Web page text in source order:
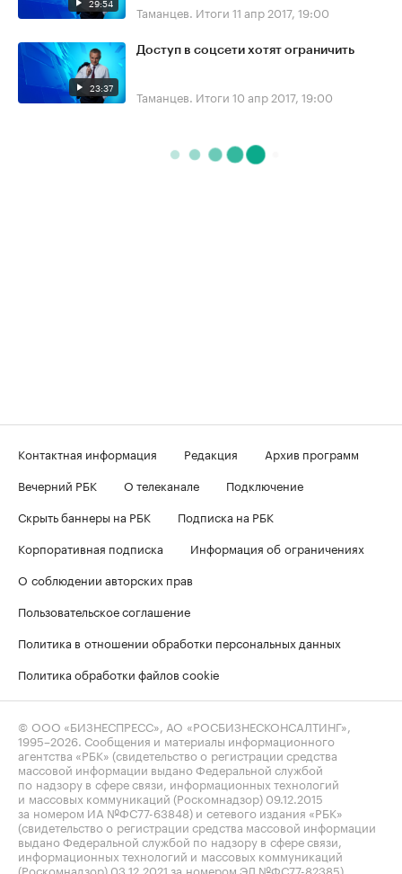
Таманцев. Итоги 11 апр 2017, 19:00
23:37
Доступ в соцсети хотят ограничить
Таманцев. Итоги 10 апр 2017, 19:00
Контактная информация Редакция
Архив программ
Вечерний РБК
О телеканале
Подключение
Скрыть баннеры на РБК
Подписка на РБК
Корпоративная подписка
Информация об ограничениях
О соблюдении авторских прав
Пользовательское соглашение
Политика в отношении обработки персональных данных
Политика обработки файлов cookie
© ООО «БИЗНЕСПРЕСС», АО «РОСБИЗНЕСКОНСАЛТИНГ»,
1995–2026 . Сообщения и материалы информационного
агентства «РБК» (свидетельство о регистрации средства
массовой информации выдано Федеральной службой
по надзору в сфере связи, информационных технологий
и массовых коммуникаций (Роскомнадзор) 09.12.2015
за номером ИА №ФС77-63848) и сетевого издания «РБК»
(свидетельство о регистрации средства массовой информации
выдано Федеральной службой по надзору в сфере связи,
информационных технологий и массовых коммуникаций
(Роскомнадзор) 03.12.2021 за номером ЭЛ №ФС77-82385)